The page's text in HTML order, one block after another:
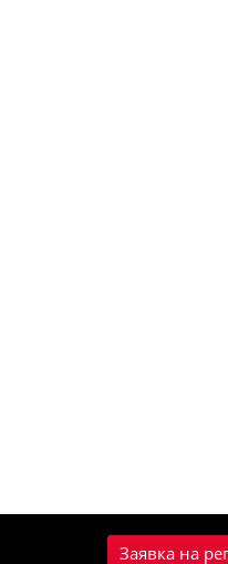
Заявка на